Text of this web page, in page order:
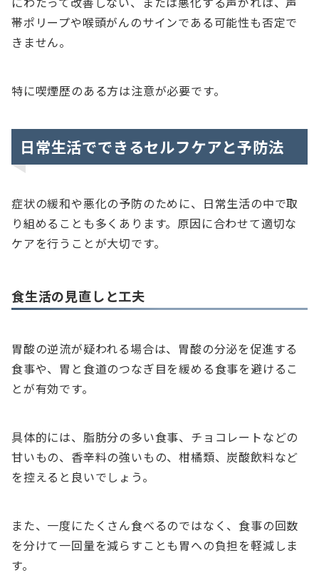
帯ポリープや喉頭がんのサインである可能性も否定で
きません。
特に喫煙歴のある方は注意が必要です。
日常生活でできるセルフケアと予防法
症状の緩和や悪化の予防のために、日常生活の中で取
り組めることも多くあります。原因に合わせて適切な
ケアを行うことが大切です。
食生活の見直しと工夫
胃酸の逆流が疑われる場合は、胃酸の分泌を促進する
食事や、胃と食道のつなぎ目を緩める食事を避けるこ
とが有効です。
具体的には、脂肪分の多い食事、チョコレートなどの
甘いもの、香辛料の強いもの、柑橘類、炭酸飲料など
を控えると良いでしょう。
また、一度にたくさん食べるのではなく、食事の回数
を分けて一回量を減らすことも胃への負担を軽減しま
す。